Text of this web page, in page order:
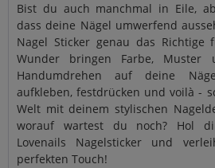
Bist du auch manchmal in Eile,
dass deine Nägel umwerfend
Nagel Sticker genau das Richtige
Wunder bringen Farbe, Muster
Handumdrehen auf deine
aufkleben, festdrücken und voilà -
Welt mit deinem stylischen
worauf wartest du noch? Hol
Lovenails Nagelsticker und
perfekten Touch!